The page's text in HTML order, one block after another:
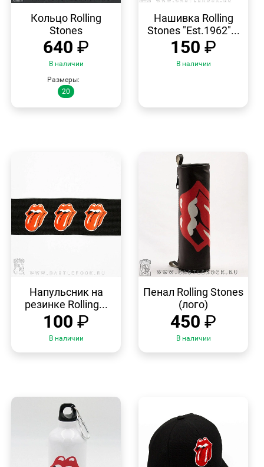
ПРОСМОТР
Кольцо Rolling
Stones
640 ₽
В наличии
Размеры:
20
ПРОСМОТР
Нашивка Rolling
Stones "Est.1962"...
150 ₽
В наличии
ПРОСМОТР
Напульсник на
резинке Rolling...
100 ₽
В наличии
ПРОСМОТР
Пенал Rolling Stones
(лого)
450 ₽
В наличии